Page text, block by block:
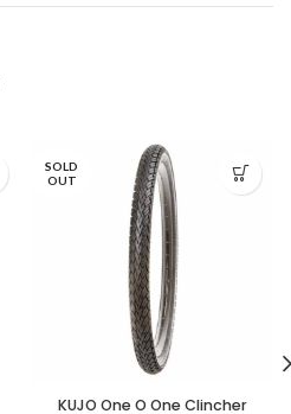
SOLD
OUT
KUJO One O One Clincher